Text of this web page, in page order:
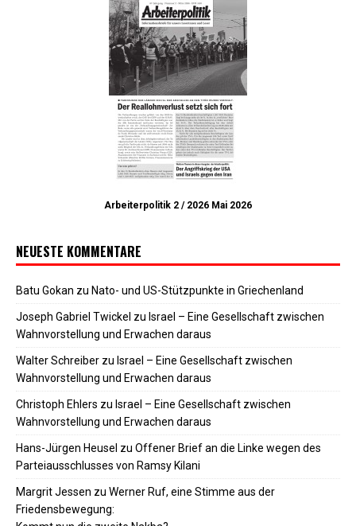
Arbeiterpolitik 2 / 2026 Mai 2026
NEUESTE KOMMENTARE
Batu Gokan zu Nato- und US-Stützpunkte in Griechenland
Joseph Gabriel Twickel zu Israel – Eine Gesellschaft zwischen
Wahnvorstellung und Erwachen daraus
Walter Schreiber zu Israel – Eine Gesellschaft zwischen
Wahnvorstellung und Erwachen daraus
Christoph Ehlers zu Israel – Eine Gesellschaft zwischen
Wahnvorstellung und Erwachen daraus
Hans-Jürgen Heusel zu Offener Brief an die Linke wegen des
Parteiausschlusses von Ramsy Kilani
Margrit Jessen zu Werner Ruf, eine Stimme aus der
Friedensbewegung: